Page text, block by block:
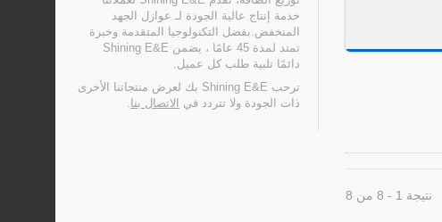
خدمة إنتاج عالية الجودة لـ عوازل الجهد
المنخفض.بفضل التكنولوجيا المتقدمة وخبرة
تمتد لمدة 45 عامًا ، يضمن Shining E&E
دائمًا تلبية طلب كل عميل.
ترحب Shining E&E بك لعرض منتجاتنا الأخرى
ذات الجودة ولا تتردد في
الاتصال بنا.
نتيجة 1 - 8 من 8